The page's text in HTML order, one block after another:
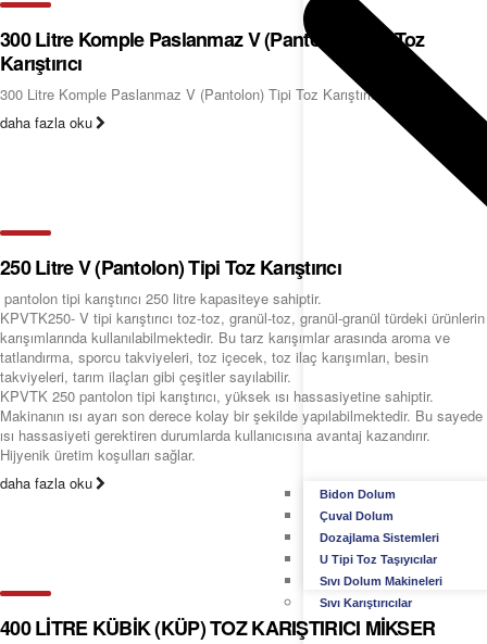
Bidon Dolum
Çuval Dolum
Dozajlama Sistemleri
U Tipi Toz Taşıyıcılar
Sıvı Dolum Makineleri
Sıvı Karıştırıcılar
300 Litre Komple Paslanmaz V (Pantolon) Tipi Toz
Karıştırıcı
300 Litre Komple Paslanmaz V (Pantolon) Tipi Toz Karıştırıcı
daha fazla oku
250 Litre V (Pantolon) Tipi Toz Karıştırıcı
pantolon tipi karıştırıcı 250 litre kapasiteye sahiptir.
KPVTK250- V tipi karıştırıcı toz-toz, granül-toz, granül-granül türdeki ürünlerin
karışımlarında kullanılabilmektedir. Bu tarz karışımlar arasında aroma ve
tatlandırma, sporcu takviyeleri, toz içecek, toz ilaç karışımları, besin
takviyeleri, tarım ilaçları gibi çeşitler sayılabilir.
KPVTK 250 pantolon tipi karıştırıcı, yüksek ısı hassasiyetine sahiptir.
Makinanın ısı ayarı son derece kolay bir şekilde yapılabilmektedir. Bu sayede
ısı hassasiyeti gerektiren durumlarda kullanıcısına avantaj kazandırır.
Hijyenik üretim koşulları sağlar.
daha fazla oku
400 LİTRE KÜBİK (KÜP) TOZ KARIŞTIRICI MİKSER